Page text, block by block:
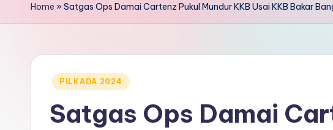
Home »Satgas Ops Damai Cartenz Pukul Mundur KKB Usai KKB Bakar
Posted
PILKADA 2024
Satgas Ops Damai